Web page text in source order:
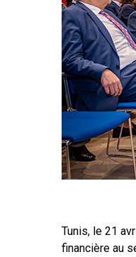
Tunis, le 21
financière au